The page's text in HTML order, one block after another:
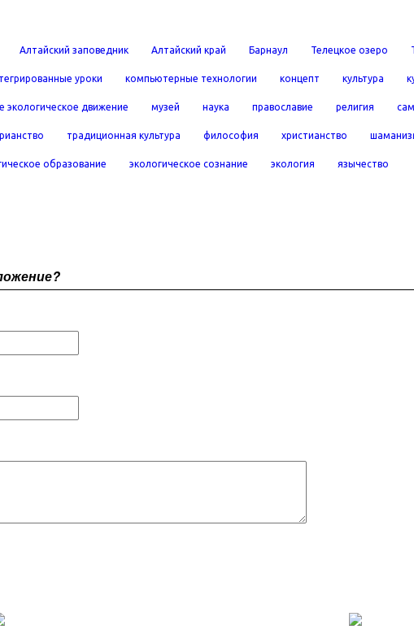
Алтайский заповедник Алтайский край Барнаул Телецкое озеро
уроки компьютерные технологии концепт культура
движение музей наука православие религия
традиционная культура философия христианство
образование экологическое сознание экология язычество